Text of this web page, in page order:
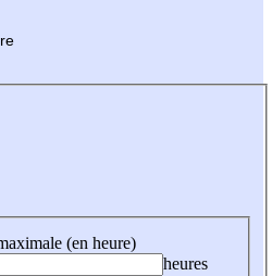
(en heure)
heures